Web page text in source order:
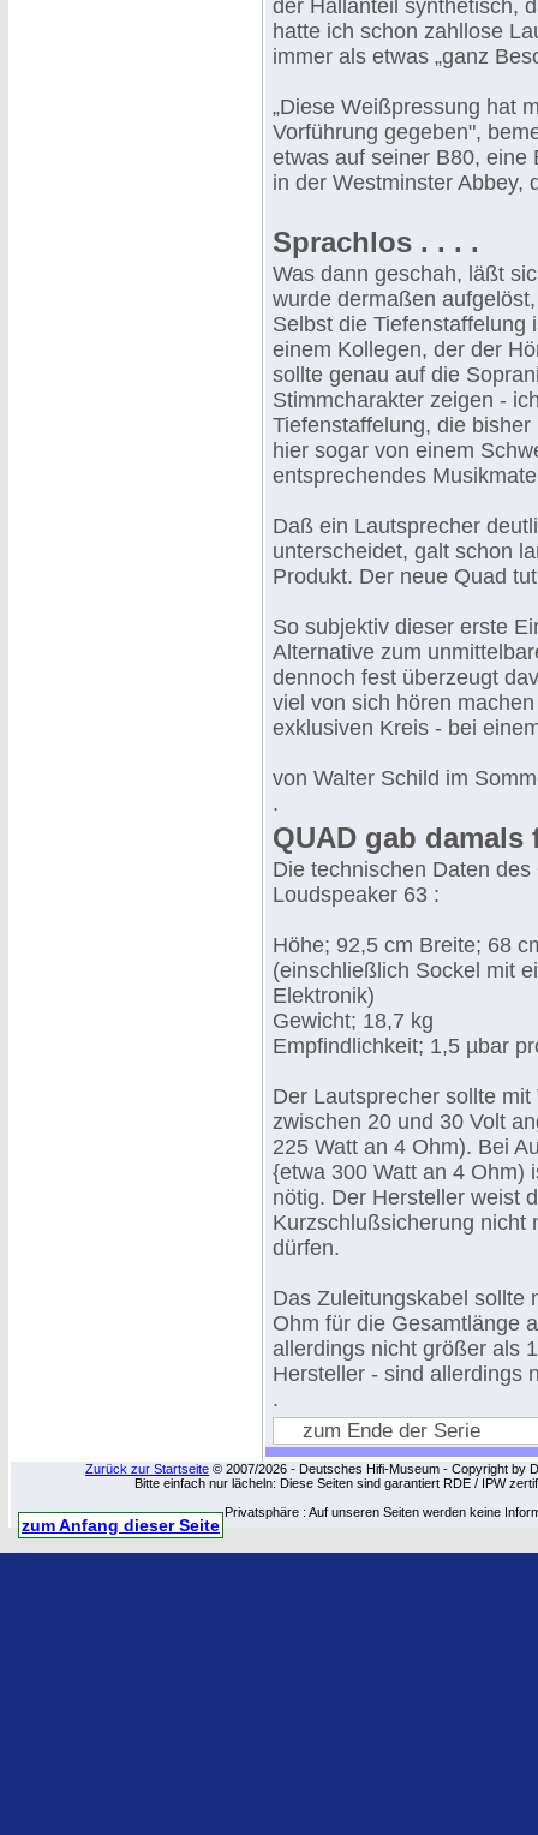
der Hallanteil synthetisch,
hatte ich schon zahllose
immer als etwas „ganz
„Diese Weißpressung hat
Vorführung gegeben",
etwas auf seiner B80, eine
in der Westminster Abbey,
Sprachlos . . . .
Was dann geschah, läßt
wurde dermaßen
Selbst die Tiefenstaffelung
einem Kollegen, der der
sollte genau auf die
Stimmcharakter zeigen -
Tiefenstaffelung, die
hier sogar von einem
entsprechendes
Daß ein Lautsprecher
unterscheidet, galt schon
Produkt. Der neue Quad
So subjektiv dieser erste
Alternative zum
dennoch fest überzeugt
viel von sich hören
exklusiven Kreis - bei
von Walter Schild im
.
QUAD gab
Die technischen Daten
Loudspeaker 63 :
Höhe; 92,5 cm Breite; 68
(einschließlich Sockel mit
Elektronik)
Gewicht; 18,7 kg
Empfindlichkeit; 1,5 µbar
Der Lautsprecher sollte
zwischen 20 und 30 Volt
225 Watt an 4 Ohm). Bei
{etwa 300 Watt an 4 Ohm)
nötig. Der Hersteller weist
Kurzschlußsicherung nicht
dürfen.
Das Zuleitungskabel sollte
Ohm für die Gesamtlänge
allerdings nicht größer als
Hersteller - sind allerdings
.
zum Ende der Serie
Zurück zur Startseite © 2007/2026 - Deutsches Hifi-Museum - Copyright by
Bitte einfach nur lächeln: Diese Seiten sind garantiert RDE / IPW
Privatsphäre : Auf unseren Seiten werden keine
zum Anfang dieser Seite